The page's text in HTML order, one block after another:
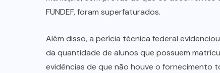
FUNDEF, foram superfaturados.
Além disso, a perícia técnica federal
da quantidade de alunos que possuem
evidências de que não houve o fornecimento